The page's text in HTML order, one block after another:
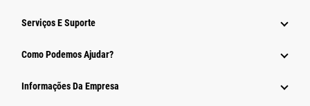
Serviços E Suporte
Como Podemos Ajudar?
Informações Da Empresa